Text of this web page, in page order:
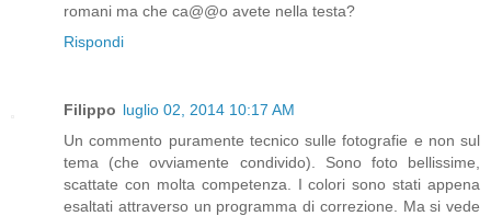
romani ma che ca@@o avete nella testa?
Rispondi
Filippo luglio 02, 2014 10:17 AM
Un commento puramente tecnico sulle fotografie e non sul
tema (che ovviamente condivido). Sono foto bellissime,
scattate con molta competenza. I colori sono stati appena
esaltati attraverso un programma di correzione. Ma si vede